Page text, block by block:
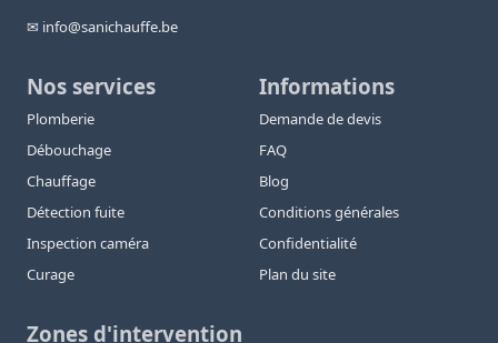
✉ info@sanichauffe.be
Nos services
Plomberie
Débouchage
Chauffage
Détection fuite
Inspection caméra
Curage
Informations
Demande de devis
FAQ
Blog
Conditions générales
Confidentialité
Plan du site
Zones d'intervention